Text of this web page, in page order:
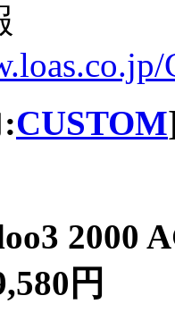
CUSTOM
2000
円